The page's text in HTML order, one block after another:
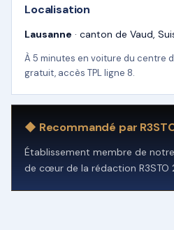
Localisation
Lausanne · canton de Vaud,
À 5 minutes en voiture du centre
gratuit, accès TPL ligne 8.
◆ Recommandé par
Établissement membre de
de cœur de la rédaction R3STO